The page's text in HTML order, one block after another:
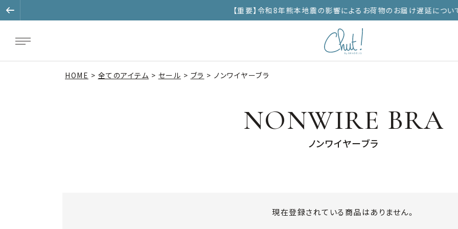
【重要】令和8年熊本地震の影響によるお荷物のお届け遅延について
HOME 全てのアイテム セール ブラ ノンワイヤーブラ
NONWIRE BRA
ノンワイヤーブラ
現在登録されている商品はありません。